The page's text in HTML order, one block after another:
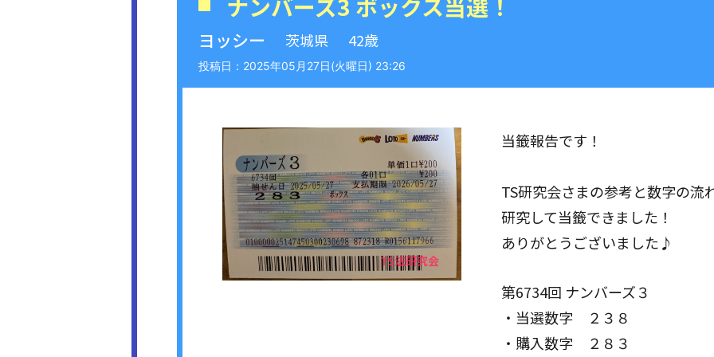
ナンバーズ3 ボックス当選！
ヨッシー 茨城県 42歳
2025年05月27日(火曜日) 23:26
当籤報告です！
TS研究会さまの参考と数字の流
研究して当籤できました！
ありがとうございました♪
第6734回 ナンバーズ３
・当選数字 ２３８
・購入数字 ２８３